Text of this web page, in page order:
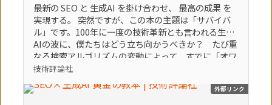
最新の SEO と 生成AI を掛け合わせ、 最高の成果 を
実現する。 突然ですが、この本の主題は「サバイバ
ル」です。100年に一度の技術革新とも言われる生成
AIの波に、僕たちはどう立ち向かうべきか？ たび重
なる検索アルゴリズムの変動によって、すでに「オワ
コン」とすら言われているブログやアフィリエイトサ
るのか？ そんな「生き残るための術」をテーマに、
技術評論社
外部リンク